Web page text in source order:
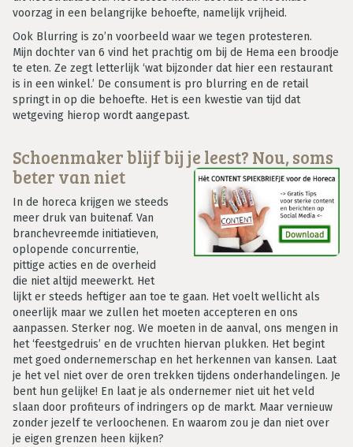
voorzag in een belangrijke behoefte, namelijk vrijheid.
Ook Blurring is zo’n voorbeeld waar we tegen protesteren.
Mijn dochter van 6 vind het prachtig om bij de Hema een broodje
te eten. Ze zegt letterlijk ‘wat bijzonder dat hier een restaurant
is in een winkel.’ De consument is pro blurring en de retail
springt in op die behoefte. Het is een kwestie van tijd dat
wetgeving hierop wordt aangepast.
Schoenmaker blijf bij je leest? Nou, soms
beter van niet
In de horeca krijgen we steeds
meer druk van buitenaf. Van
branchevreemde initiatieven,
oplopende concurrentie,
pittige acties en de overheid
die niet altijd meewerkt. Het
lijkt er steeds heftiger aan toe te gaan. Het voelt wellicht als
oneerlijk maar we zullen het moeten accepteren en ons
aanpassen. Sterker nog. We moeten in de aanval, ons mengen in
het ‘feestgedruis’ en de vruchten hiervan plukken. Het begint
met goed ondernemerschap en het herkennen van kansen. Laat
je het vel niet over de oren trekken tijdens onderhandelingen. Je
bent hun gelijke! En laat je als ondernemer niet uit het veld
slaan door profiteurs of indringers op de markt. Maar vernieuw
zonder jezelf te verloochenen. En waarom zou je dan niet over
je eigen grenzen heen kijken?